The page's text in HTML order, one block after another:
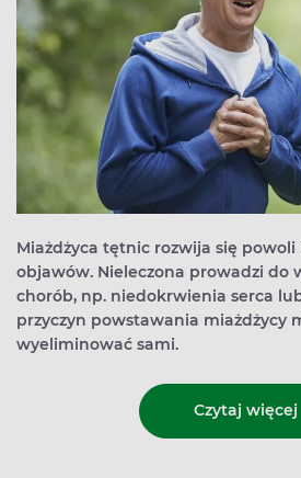
Miażdżyca tętnic rozwija się powoli
objawów. Nieleczona prowadzi do
chorób, np. niedokrwienia serca
przyczyn powstawania miażdżycy
wyeliminować sami.
Czytaj więcej